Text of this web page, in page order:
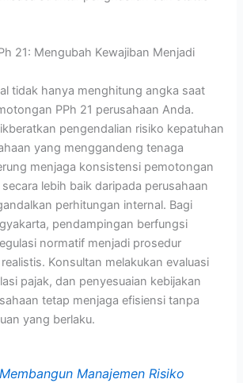
21: Mengubah Kewajiban Menjadi
tidak hanya menghitung angka saat
PPh 21 perusahaan Anda.
pengendalian risiko kepatuhan
yang menggandeng tenaga
menjaga konsistensi pemotongan
lebih baik daripada perusahaan
perhitungan internal. Bagi
pendampingan berfungsi
normatif menjadi prosedur
Konsultan melakukan evaluasi
pajak, dan penyesuaian kebijakan
tetap menjaga efisiensi tanpa
yang berlaku.
Membangun Manajemen Risiko